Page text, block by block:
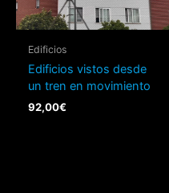
Edificios
Edificios vistos desde
un tren en movimiento
92,00€